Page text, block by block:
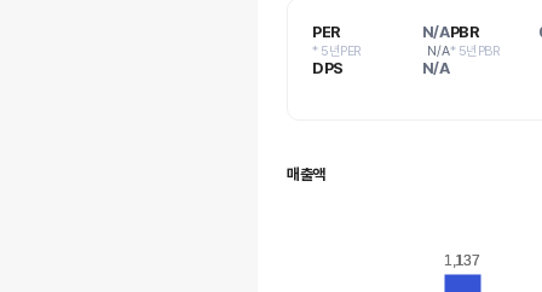
PER N/A
* 5년PER N/A
PBR
* 5년PBR
DPS N/A
매출액
1,137
1,137